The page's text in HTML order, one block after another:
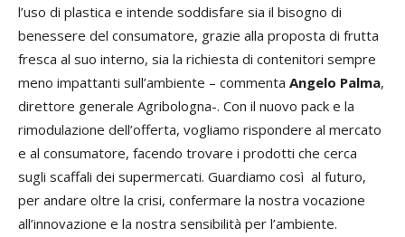
l’uso di plastica e intende soddisfare sia il bisogno di
benessere del consumatore, grazie alla proposta di frutta
fresca al suo interno, sia la richiesta di contenitori sempre
meno impattanti sull’ambiente – commenta Angelo Palma,
direttore generale Agribologna-. Con il nuovo pack e la
rimodulazione dell’offerta, vogliamo rispondere al mercato
e al consumatore, facendo trovare i prodotti che cerca
sugli scaffali dei supermercati. Guardiamo così al futuro,
per andare oltre la crisi, confermare la nostra vocazione
all’innovazione e la nostra sensibilità per l’ambiente.